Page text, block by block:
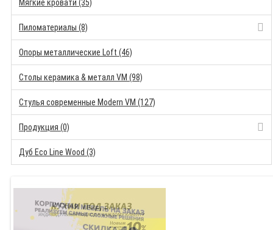
Мягкие кровати (35)
Пиломатериалы (8)
Опоры металлические Loft (46)
Столы керамика & металл VM (98)
Стулья современные Modern VM (127)
Продукция (0)
Дуб Eco Line Wood (3)